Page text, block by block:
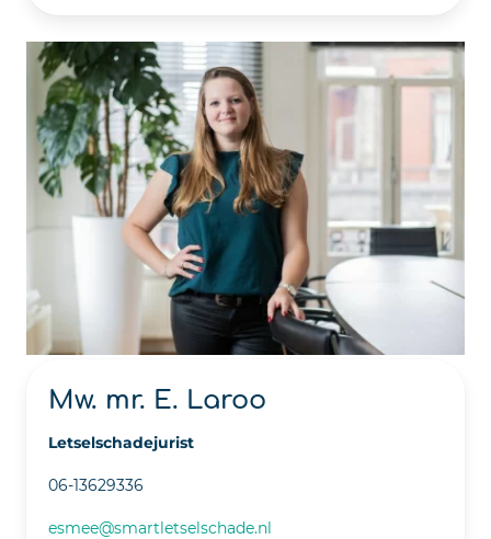
Mw. mr. E. Laroo
Letselschadejurist
06-13629336
esmee@smartletselschade.nl